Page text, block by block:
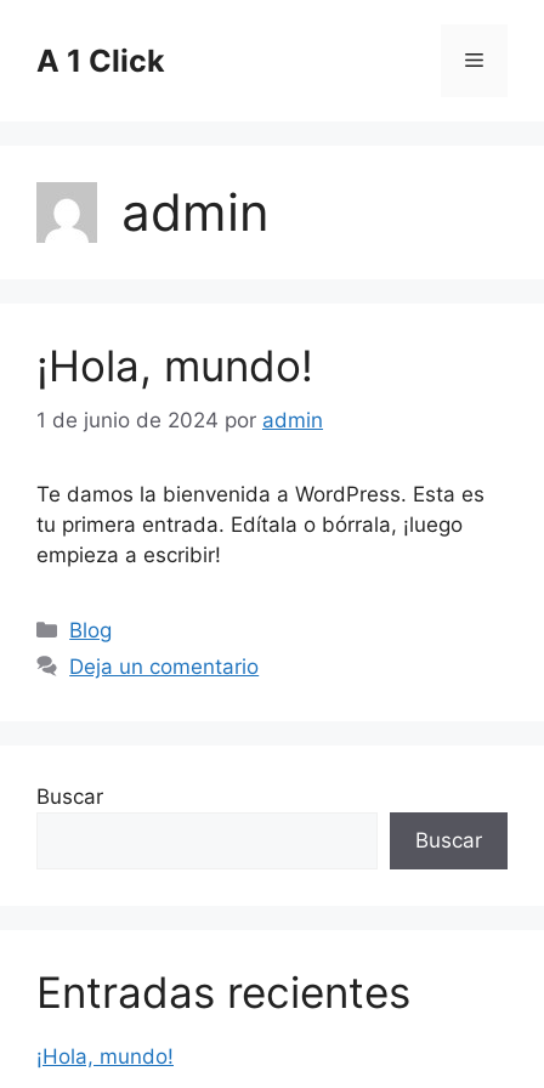
contenido
A 1 Click Menú
admin
¡Hola, mundo!
1 de junio de 2024 por admin
Te damos la bienvenida a WordPress. Esta es
tu primera entrada. Edítala o bórrala, ¡luego
empieza a escribir!
Categorías
Blog
Deja un comentario
Buscar
Buscar
Entradas recientes
¡Hola, mundo!